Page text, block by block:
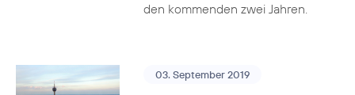
den kommenden zwei Jahren.
03. September 2019